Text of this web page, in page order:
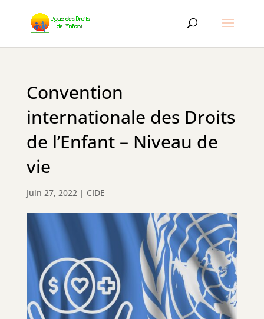
Convention
internationale des Droits
de l’Enfant – Niveau de
vie
Juin 27, 2022| CIDE